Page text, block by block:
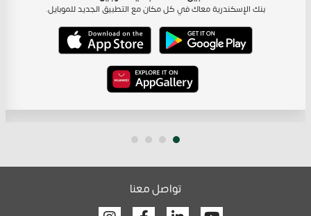
بنك الإسكندرية معاك في كل مكان مع التطبيق الجديد للموبايل.
تواصل معنا